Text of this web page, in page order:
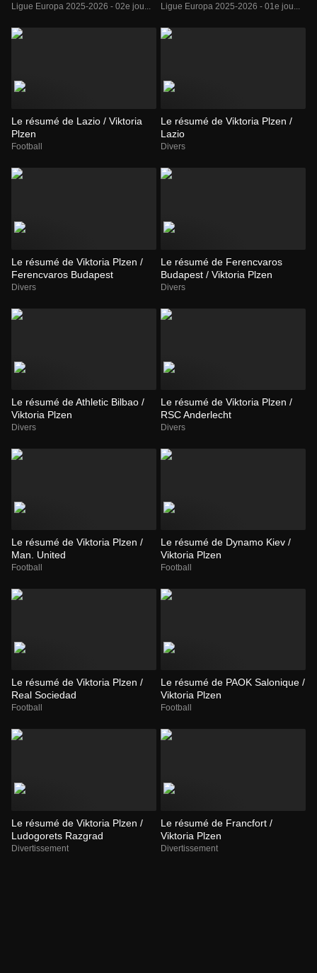
Ligue Europa 2025-2026 - 02e jou... Ligue Europa 2025-2026 - 01e jou...
Le résumé de Lazio / Viktoria
Plzen
Football
Le résumé de Viktoria Plzen /
Lazio
Divers
Le résumé de Viktoria Plzen /
Ferencvaros Budapest
Divers
Le résumé de Ferencvaros
Budapest / Viktoria Plzen
Divers
Le résumé de Athletic Bilbao /
Viktoria Plzen
Divers
Le résumé de Viktoria Plzen /
RSC Anderlecht
Divers
Le résumé de Viktoria Plzen /
Man. United
Football
Le résumé de Dynamo Kiev /
Viktoria Plzen
Football
Le résumé de Viktoria Plzen /
Real Sociedad
Football
Le résumé de PAOK Salonique /
Viktoria Plzen
Football
Le résumé de Viktoria Plzen /
Ludogorets Razgrad
Divertissement
Le résumé de Francfort /
Viktoria Plzen
Divertissement